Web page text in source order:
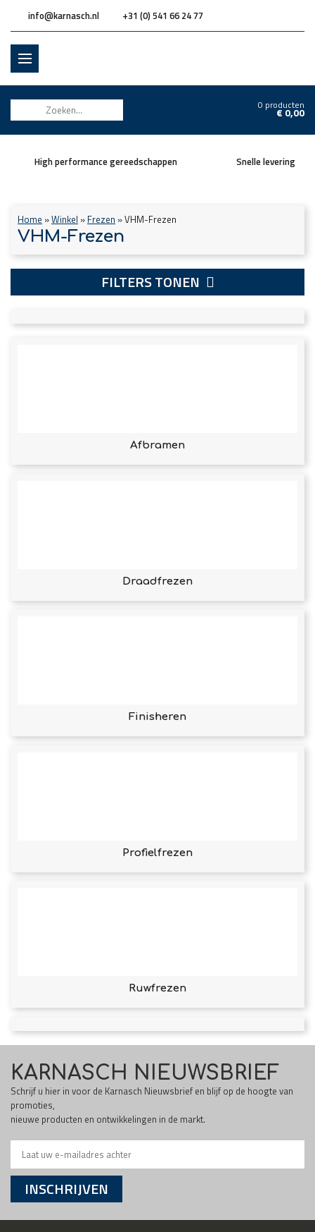
info@karnasch.nl +31 (0) 541 66 24 77
0 producten
€0,00
High performance gereedschappen Snelle levering
Home »Winkel » Frezen »VHM-Frezen
VHM-Frezen
FILTERS TONEN
Afbramen
Draadfrezen
Finisheren
Profielfrezen
Ruwfrezen
KARNASCH NIEUWSBRIEF
Schrijf u hier in voor de Karnasch Nieuwsbrief en blijf op de hoogte van
promoties,
nieuwe producten en ontwikkelingen in de markt.
INSCHRIJVEN